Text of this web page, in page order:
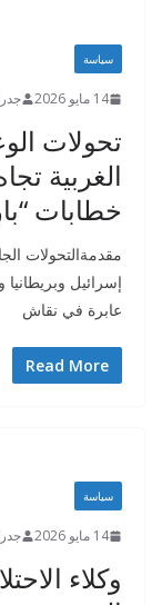
سياسة
14 مايو 2026
تحولات
الغربية
خطابات
مقدمةالتحولات
إسرائيل وبريطانيا
عابرة في نقاش
Read More
سياسة
14 مايو 2026
وكلاء